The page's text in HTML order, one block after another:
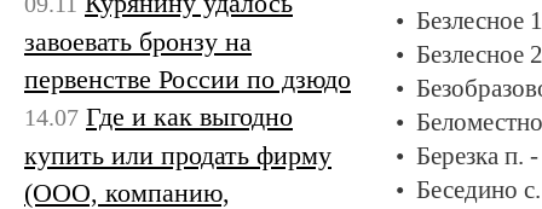
Безлесное
Безлесное
Березка п.
Беседино
завоевать бронзу на
первенстве России по дзюдо
14.07 Где и как выгодно
купить или продать фирму
(ООО, компанию,